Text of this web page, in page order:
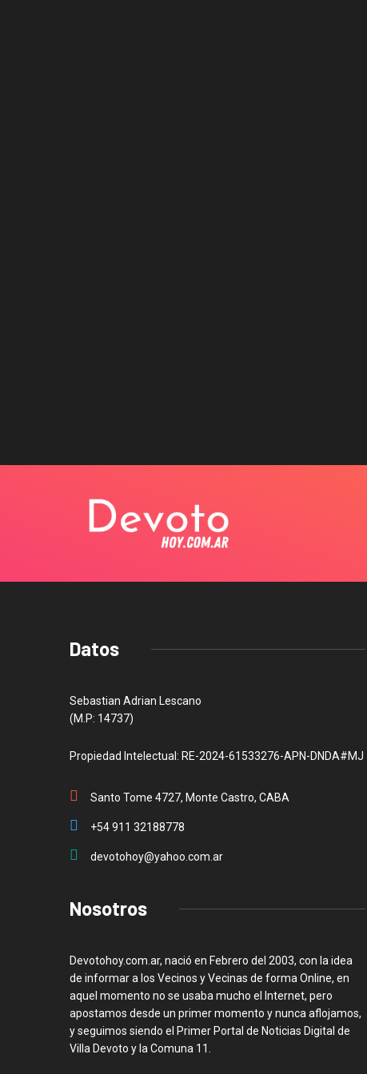
Datos
Sebastian Adrian Lescano
(M.P: 14737)
Propiedad Intelectual: RE-2024-61533276-APN-DNDA#MJ
Santo Tome 4727, Monte Castro, CABA
+54 911 32188778
devotohoy@yahoo.com.ar
Nosotros
Devotohoy.com.ar, nació en Febrero del 2003, con la idea
de informar a los Vecinos y Vecinas de forma Online, en
aquel momento no se usaba mucho el Internet, pero
apostamos desde un primer momento y nunca aflojamos,
y seguimos siendo el Primer Portal de Noticias Digital de
Villa Devoto y la Comuna 11.